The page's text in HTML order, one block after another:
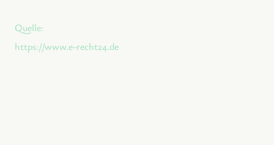
Quelle:
https://www.e-recht24.de